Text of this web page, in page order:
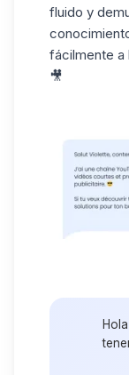
fluido y
fácilmente a
🎥